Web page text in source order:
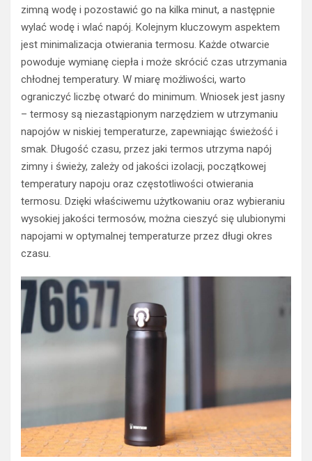
zimną wodę i pozostawić go na kilka minut, a następnie
wylać wodę i wlać napój. Kolejnym kluczowym aspektem
jest minimalizacja otwierania termosu. Każde otwarcie
powoduje wymianę ciepła i może skrócić czas utrzymania
chłodnej temperatury. W miarę możliwości, warto
ograniczyć liczbę otwarć do minimum. Wniosek jest jasny
– termosy są niezastąpionym narzędziem w utrzymaniu
napojów w niskiej temperaturze, zapewniając świeżość i
smak. Długość czasu, przez jaki termos utrzyma napój
zimny i świeży, zależy od jakości izolacji, początkowej
temperatury napoju oraz częstotliwości otwierania
termosu. Dzięki właściwemu użytkowaniu oraz wybieraniu
wysokiej jakości termosów, można cieszyć się ulubionymi
napojami w optymalnej temperaturze przez długi okres
czasu.